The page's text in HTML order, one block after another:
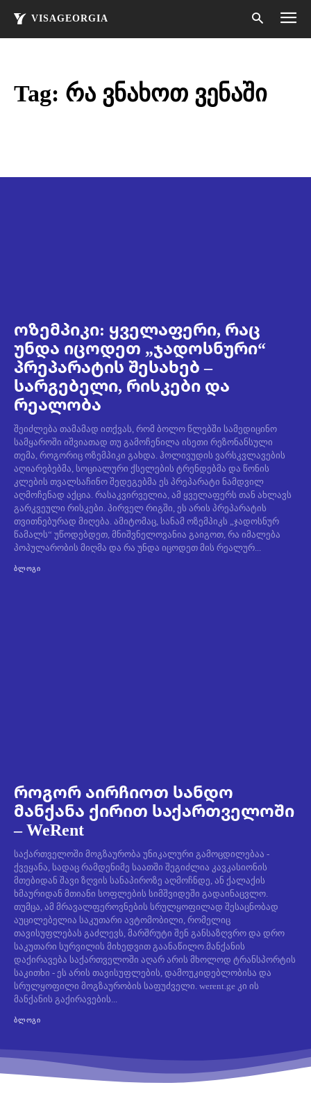
VISAGEORGIA
Tag: რა ვნახოთ ვენაში
ოზემპიკი: ყველაფერი, რაც
უნდა იცოდეთ „ჯადოსნური“
პრეპარატის შესახებ –
სარგებელი, რისკები და
რეალობა
შეიძლება თამამად ითქვას, რომ ბოლო წლებში სამედიცინო
სამყაროში იშვიათად თუ გამოჩენილა ისეთი რეზონანსული
თემა, როგორიც ოზემპიკი გახდა. ჰოლივუდის ვარსკვლავების
აღიარებებმა, სოციალური ქსელების ტრენდებმა და წონის
კლების თვალსაჩინო შედეგებმა ეს პრეპარატი ნამდვილ
აღმოჩენად აქცია. რასაკვირველია, ამ ყველაფერს თან ახლავს
გარკვეული რისკები. პირველ რიგში, ეს არის პრეპარატის
თვითნებურად მიღება. ამიტომაც, სანამ ოზემპიკს „ჯადოსნურ
წამალს“ უწოდებდეთ, მნიშვნელოვანია გაიგოთ, რა იმალება
პოპულარობის მიღმა და რა უნდა იცოდეთ მის რეალურ...
ᲑᲚᲝᲒᲘ
როგორ აირჩიოთ სანდო
მანქანა ქირით საქართველოში
– WeRent
საქართველოში მოგზაურობა უნიკალური გამოცდილებაა -
ქვეყანა, სადაც რამდენიმე საათში შეგიძლია კავკასიონის
მთებიდან შავი ზღვის სანაპიროზე აღმოჩნდე, ან ქალაქის
ხმაურიდან მთიანი სოფლების სიმშვიდეში გადაინაცვლო.
თუმცა, ამ მრავალფეროვნების სრულყოფილად შესაცნობად
აუცილებელია საკუთარი ავტომობილი, რომელიც
თავისუფლებას გაძლევს, მარშრუტი შენ განსაზღვრო და დრო
საკუთარი სურვილის მიხედვით გაანაწილო.მანქანის
დაქირავება საქართველოში აღარ არის მხოლოდ ტრანსპორტის
საკითხი - ეს არის თავისუფლების, დამოუკიდებლობისა და
სრულყოფილი მოგზაურობის საფუძველი. werent.ge კი ის
მანქანის გაქირავების...
ᲑᲚᲝᲒᲘ